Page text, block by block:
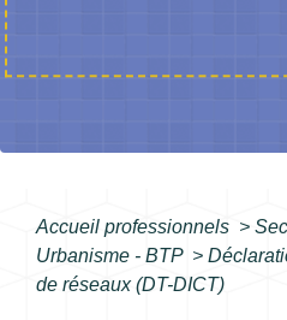
Accueil professionnels >
Urbanisme - BTP >
de réseaux (DT-DICT)